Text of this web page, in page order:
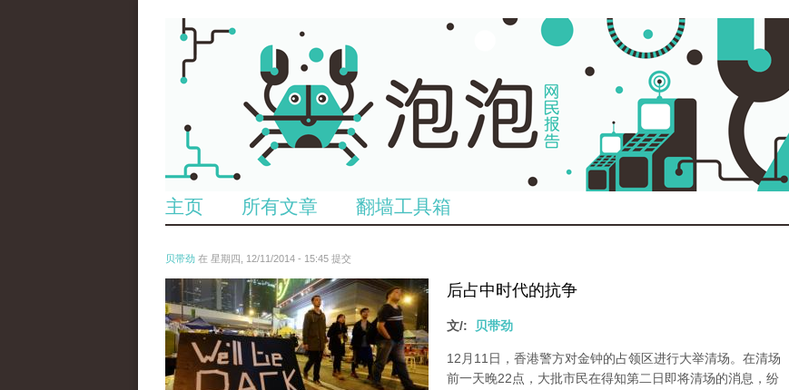
主页 所有文章 翻墙工具箱
贝带劲 在 星期四, 12/11/2014 - 15:45 提交
reporters_18475535.jpg 后占中时代的抗争
文/: 贝带劲
12月11日，香港警方对金钟的占领区进行大举清场。在清场
前一天晚22点，大批市民在得知第二日即将清场的消息，纷